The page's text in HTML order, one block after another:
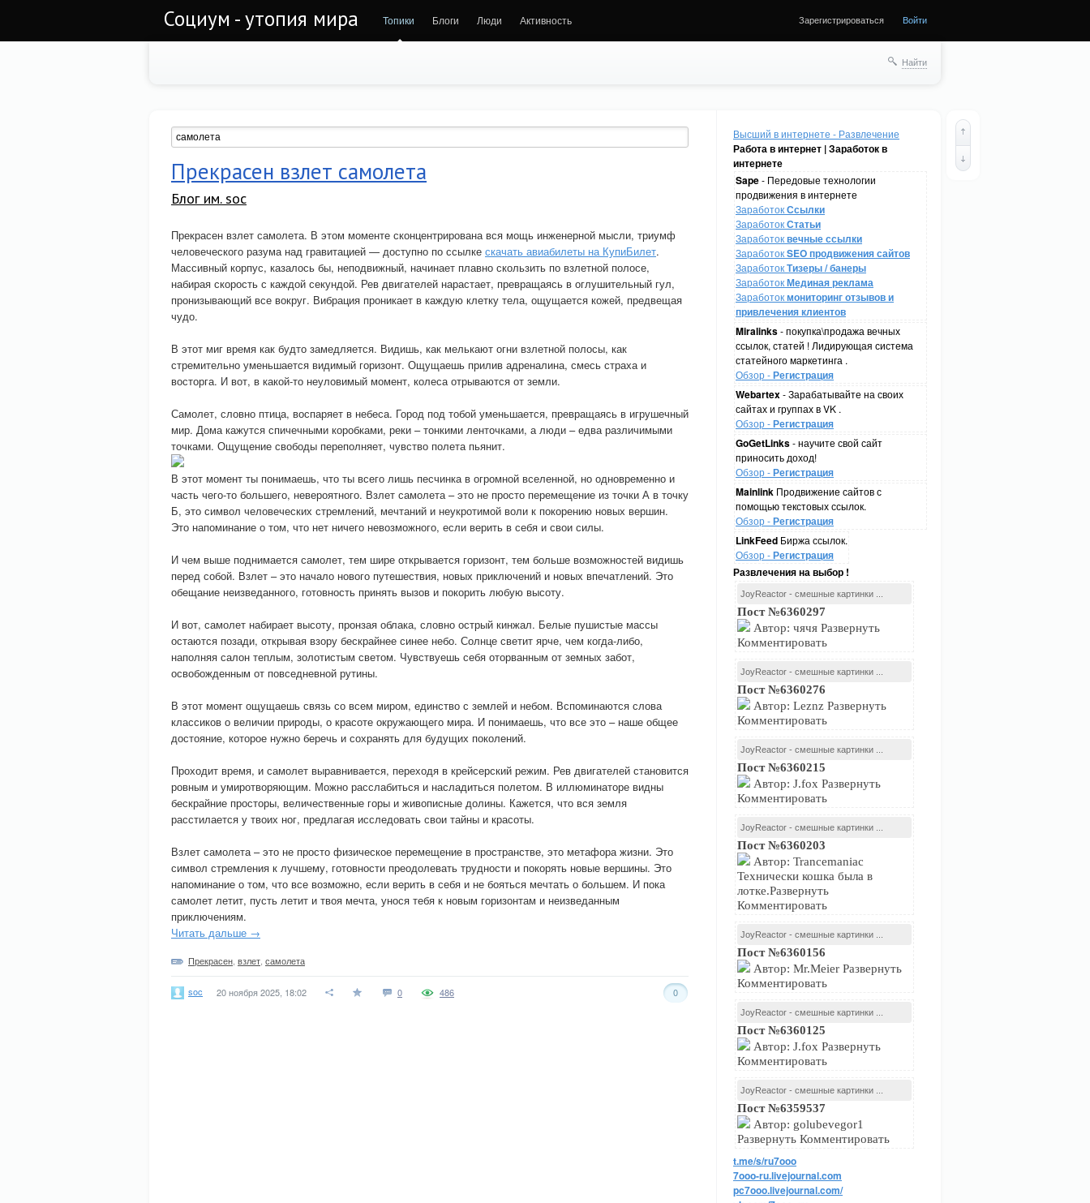
Социум - утопия мира Топики Блоги Люди Активность Зарегистрироваться Войти
Найти
Высший в интернете - Развлечение
Работа в интернет | Заработок в
интернете
Sape- Передовые технологии
продвижения в интернете
ЗаработокСсылки
ЗаработокСтатьи
Заработоквечные ссылки
ЗаработокSEO продвижения сайтов
ЗаработокТизеры / банеры
ЗаработокМединая реклама
Заработокмониторинг отзывов и
привлечения клиентов
Miralinks- покупка\продажа вечных
ссылок, статей ! Лидирующая система
статейного маркетинга .
Обзор -Регистрация
Webartex- Зарабатывайте на своих
сайтах и группах в VK .
Обзор -Регистрация
GoGetLinks- научите свой сайт
приносить доход!
Обзор -Регистрация
Mainlink Продвижение сайтов с
помощью текстовых ссылок.
Обзор -Регистрация
LinkFeed Биржа ссылок.
Обзор -Регистрация
Развлечения на выбор !
JoyReactor - смешные картинки ...
Пост №6360297
Автор: чячя Развернуть
Комментировать
JoyReactor - смешные картинки ...
Пост №6360276
Автор: Leznz Развернуть
Комментировать
JoyReactor - смешные картинки ...
Пост №6360215
Автор: J.fox Развернуть
Комментировать
JoyReactor - смешные картинки ...
Пост №6360203
Автор: Trancemaniac
Технически кошка была в
лотке.Развернуть
Комментировать
JoyReactor - смешные картинки ...
Пост №6360156
Автор: Mr.Meier Развернуть
Комментировать
JoyReactor - смешные картинки ...
Пост №6360125
Автор: J.fox Развернуть
Комментировать
JoyReactor - смешные картинки ...
Пост №6359537
Автор: golubevegor1
Развернуть Комментировать
t.me/s/ru7ooo
7ooo-ru.livejournal.com
pc7ooo.livejournal.com/
Прекрасен взлет самолета
Блог им. soc
Прекрасен взлет самолета. В этом моменте сконцентрирована вся мощь инженерной мысли, триумф
человеческого разума над гравитацией — доступно по ссылке скачать авиабилеты на КупиБилет.
Массивный корпус, казалось бы, неподвижный, начинает плавно скользить по взлетной полосе,
набирая скорость с каждой секундой. Рев двигателей нарастает, превращаясь в оглушительный гул,
пронизывающий все вокруг. Вибрация проникает в каждую клетку тела, ощущается кожей, предвещая
чудо.
В этот миг время как будто замедляется. Видишь, как мелькают огни взлетной полосы, как
стремительно уменьшается видимый горизонт. Ощущаешь прилив адреналина, смесь страха и
восторга. И вот, в какой-то неуловимый момент, колеса отрываются от земли.
Самолет, словно птица, воспаряет в небеса. Город под тобой уменьшается, превращаясь в игрушечный
мир. Дома кажутся спичечными коробками, реки – тонкими ленточками, а люди – едва различимыми
точками. Ощущение свободы переполняет, чувство полета пьянит.
В этот момент ты понимаешь, что ты всего лишь песчинка в огромной вселенной, но одновременно и
часть чего-то большего, невероятного. Взлет самолета – это не просто перемещение из точки А в точку
Б, это символ человеческих стремлений, мечтаний и неукротимой воли к покорению новых вершин.
Это напоминание о том, что нет ничего невозможного, если верить в себя и свои силы.
И чем выше поднимается самолет, тем шире открывается горизонт, тем больше возможностей видишь
перед собой. Взлет – это начало нового путешествия, новых приключений и новых впечатлений. Это
обещание неизведанного, готовность принять вызов и покорить любую высоту.
И вот, самолет набирает высоту, пронзая облака, словно острый кинжал. Белые пушистые массы
остаются позади, открывая взору бескрайнее синее небо. Солнце светит ярче, чем когда-либо,
наполняя салон теплым, золотистым светом. Чувствуешь себя оторванным от земных забот,
освобожденным от повседневной рутины.
В этот момент ощущаешь связь со всем миром, единство с землей и небом. Вспоминаются слова
классиков о величии природы, о красоте окружающего мира. И понимаешь, что все это – наше общее
достояние, которое нужно беречь и сохранять для будущих поколений.
Проходит время, и самолет выравнивается, переходя в крейсерский режим. Рев двигателей становится
ровным и умиротворяющим. Можно расслабиться и насладиться полетом. В иллюминаторе видны
бескрайние просторы, величественные горы и живописные долины. Кажется, что вся земля
расстилается у твоих ног, предлагая исследовать свои тайны и красоты.
Взлет самолета – это не просто физическое перемещение в пространстве, это метафора жизни. Это
символ стремления к лучшему, готовности преодолевать трудности и покорять новые вершины. Это
напоминание о том, что все возможно, если верить в себя и не бояться мечтать о большем. И пока
самолет летит, пусть летит и твоя мечта, унося тебя к новым горизонтам и неизведанным
приключениям.
Читать дальше →
Прекрасен взлет самолета
soc 20 ноября 2025, 18:02 0 0
486